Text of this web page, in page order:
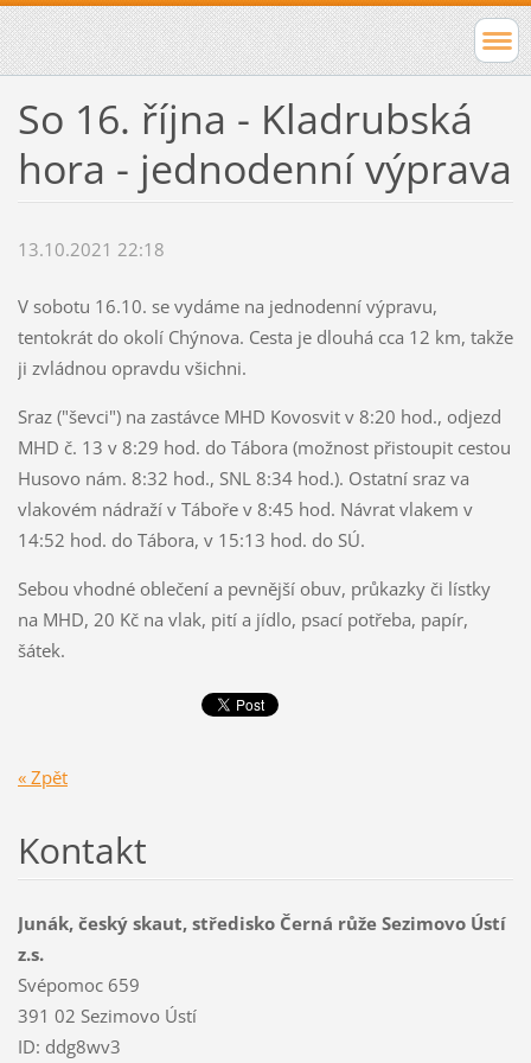
So 16. října - Kladrubská
hora - jednodenní výprava
13.10.2021 22:18
V sobotu 16.10. se vydáme na jednodenní výpravu,
tentokrát do okolí Chýnova. Cesta je dlouhá cca 12 km, takže
ji zvládnou opravdu všichni.
Sraz ("ševci") na zastávce MHD Kovosvit v 8:20 hod., odjezd
MHD č. 13 v 8:29 hod. do Tábora (možnost přistoupit cestou
Husovo nám. 8:32 hod., SNL 8:34 hod.). Ostatní sraz va
vlakovém nádraží v Táboře v 8:45 hod. Návrat vlakem v
14:52 hod. do Tábora, v 15:13 hod. do SÚ.
Sebou vhodné oblečení a pevnější obuv, průkazky či lístky
na MHD, 20 Kč na vlak, pití a jídlo, psací potřeba, papír,
šátek.
« Zpět
Kontakt
Junák, český skaut, středisko Černá růže Sezimovo Ústí
z.s.
Svépomoc 659
391 02 Sezimovo Ústí
ID: ddg8wv3